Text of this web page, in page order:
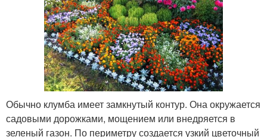
Обычно клумба имеет замкнутый контур. Она окружается
садовыми дорожками, мощением или внедряется в
зеленый газон. По периметру создается узкий цветочный